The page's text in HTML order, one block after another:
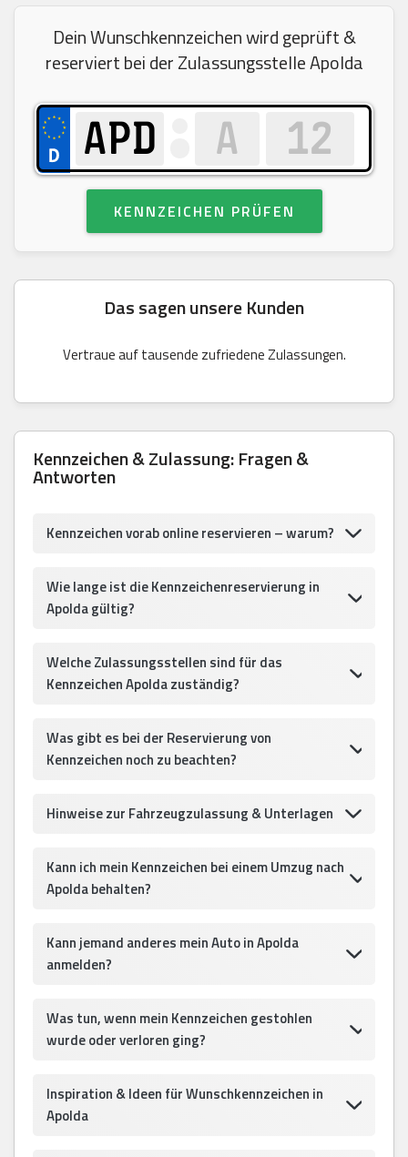
Dein Wunschkennzeichen wird geprüft &
reserviert bei der Zulassungsstelle Apolda
KENNZEICHEN PRÜFEN
Das sagen unsere Kunden
Vertraue auf tausende zufriedene Zulassungen.
Kennzeichen & Zulassung: Fragen &
Antworten
Kennzeichen vorab online reservieren – warum?
Wie lange ist die Kennzeichenreservierung in
Apolda gültig?
Welche Zulassungsstellen sind für das
Kennzeichen Apolda zuständig?
Was gibt es bei der Reservierung von
Kennzeichen noch zu beachten?
Hinweise zur Fahrzeugzulassung & Unterlagen
Kann ich mein Kennzeichen bei einem Umzug nach
Apolda behalten?
Kann jemand anderes mein Auto in Apolda
anmelden?
Was tun, wenn mein Kennzeichen gestohlen
wurde oder verloren ging?
Inspiration & Ideen für Wunschkennzeichen in
Apolda